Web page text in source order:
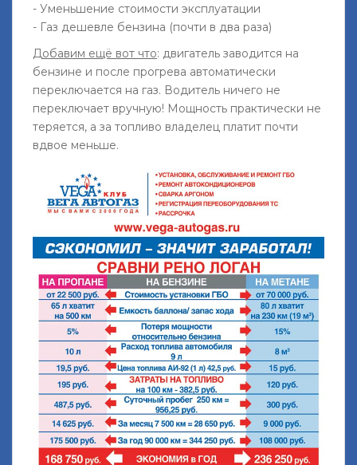
- Уменьшение стоимости эксплуатации
- Газ дешевле бензина (почти в два раза)
Добавим ещё вот что: двигатель заводится на
бензине и после прогрева автоматически
переключается на газ. Водитель ничего не
переключает вручную! Мощность практически не
теряется, а за топливо владелец платит почти
вдвое меньше.